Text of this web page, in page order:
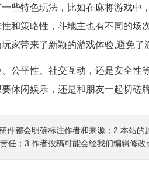
些特色玩法，比如在麻将游戏中
和策略性，斗地主也有不同的场
家带来了新颖的游戏体验,避免了
公平性、社交互动，还是安全性
休闲娱乐，还是和朋友一起切磋
件都会明确标注作者和来源；2.本站
任；3.作者投稿可能会经我们编辑修改